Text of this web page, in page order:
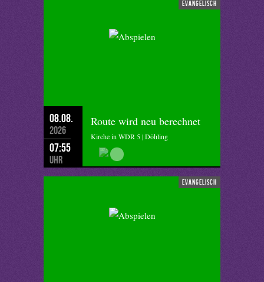
evangelisch
08.08.
2026
07:55
Uhr
Route wird neu berechnet
Kirche in WDR 5 | Döhling
evangelisch